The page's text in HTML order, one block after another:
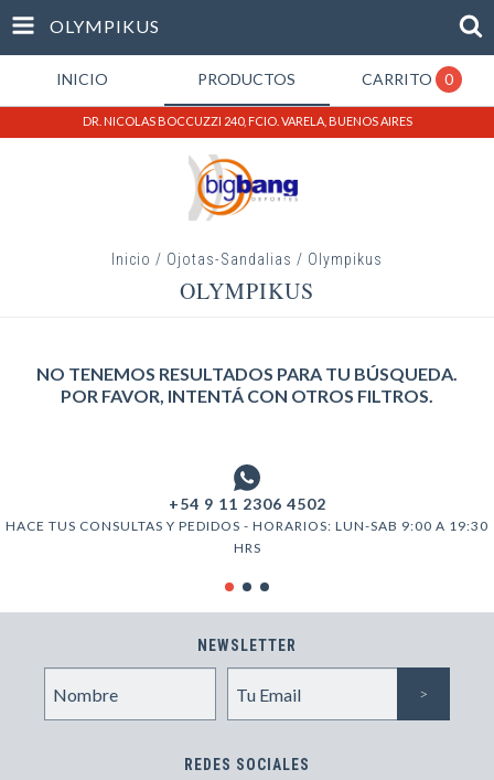
OLYMPIKUS
INICIO PRODUCTOS CARRITO 0
DR. NICOLAS BOCCUZZI 240, FCIO. VARELA, BUENOS AIRES
Inicio / Ojotas-Sandalias / Olympikus
OLYMPIKUS
NO TENEMOS RESULTADOS PARA TU BÚSQUEDA.
POR FAVOR, INTENTÁ CON OTROS FILTROS.
+54 9 11 2306 4502
HACE TUS CONSULTAS Y PEDIDOS - HORARIOS: LUN-SAB 9:00 A 19:30
HRS
NEWSLETTER
REDES SOCIALES